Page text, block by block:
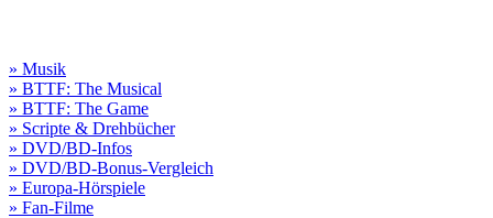
» Musik
» BTTF: The Musical
» BTTF: The Game
» Scripte & Drehbücher
» DVD/BD-Infos
» DVD/BD-Bonus-Vergleich
» Europa-Hörspiele
» Fan-Filme